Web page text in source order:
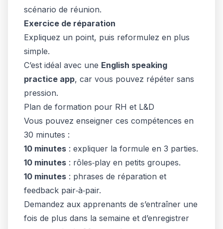
scénario de réunion.
Exercice de réparation
Expliquez un point, puis reformulez en plus
simple.
C’est idéal avec une English speaking
practice app, car vous pouvez répéter sans
pression.
Plan de formation pour RH et L&D
Vous pouvez enseigner ces compétences en
30 minutes :
10 minutes : expliquer la formule en 3 parties.
10 minutes : rôles‑play en petits groupes.
10 minutes : phrases de réparation et
feedback pair‑à‑pair.
Demandez aux apprenants de s’entraîner une
fois de plus dans la semaine et d’enregistrer